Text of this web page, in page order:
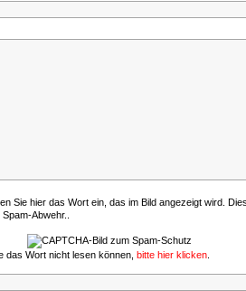
Sie hier das Wort ein, das im Bild angezeigt wird.
Abwehr..
das Wort nicht lesen können, bitte hier klicken